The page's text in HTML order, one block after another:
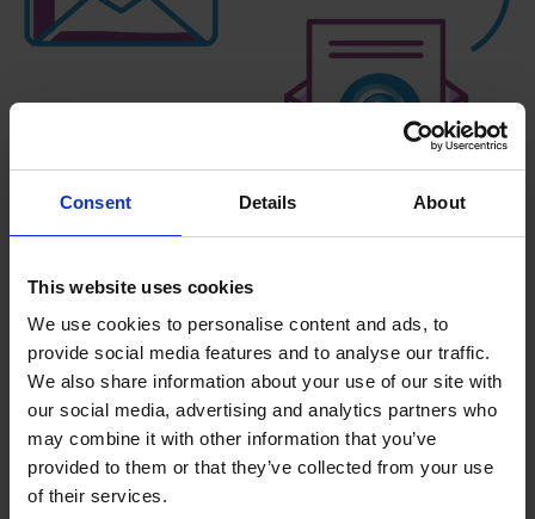
Consent Details About
This website uses cookies
We use cookies to personalise content and ads, to
provide social media features and to analyse our traffic.
We also share information about your use of our site with
our social media, advertising and analytics partners who
may combine it with other information that you’ve
provided to them or that they’ve collected from your use
of their services.